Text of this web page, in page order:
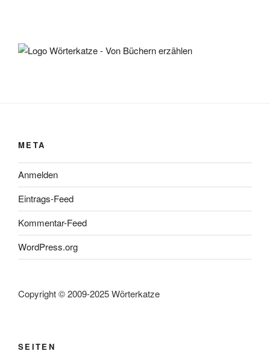
META
Anmelden
Eintrags-Feed
Kommentar-Feed
WordPress.org
Copyright © 2009-2025 Wörterkatze
SEITEN